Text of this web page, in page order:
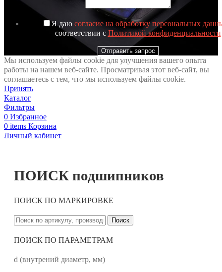
Я даю согласие на обработку персональных
соответствии с Политикой конфиденциальности
Отправить запрос
Мы используем файлы cookie для улучшения вашего опыта
работы на нашем веб-сайте. Просматривая этот веб-сайт, вы
соглашаетесь с тем, что мы используем файлы cookie.
Принять
Каталог
Фильтры
0 Избранное
0 items Корзина
Личный кабинет
ПОИСК подшипников
ПОИСК ПО МАРКИРОВКЕ
Поиск
ПОИСК ПО ПАРАМЕТРАМ
d (внутрений диаметр, мм)